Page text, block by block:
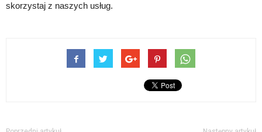
skorzystaj z naszych usług.